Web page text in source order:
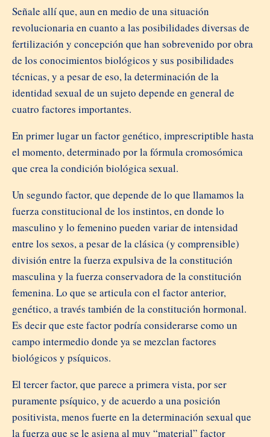
Señale allí que, aun en medio de una situación
revolucionaria en cuanto a las posibilidades diversas de
fertilización y concepción que han sobrevenido por obra
de los conocimientos biológicos y sus posibilidades
técnicas, y a pesar de eso, la determinación de la
identidad sexual de un sujeto depende en general de
cuatro factores importantes.
En primer lugar un factor genético, imprescriptible hasta
el momento, determinado por la fórmula cromosómica
que crea la condición biológica sexual.
Un segundo factor, que depende de lo que llamamos la
fuerza constitucional de los instintos, en donde lo
masculino y lo femenino pueden variar de intensidad
entre los sexos, a pesar de la clásica (y comprensible)
división entre la fuerza expulsiva de la constitución
masculina y la fuerza conservadora de la constitución
femenina. Lo que se articula con el factor anterior,
genético, a través también de la constitución hormonal.
Es decir que este factor podría considerarse como un
campo intermedio donde ya se mezclan factores
biológicos y psíquicos.
El tercer factor, que parece a primera vista, por ser
puramente psíquico, y de acuerdo a una posición
positivista, menos fuerte en la determinación sexual que
la fuerza que se le asigna al muy “material” factor